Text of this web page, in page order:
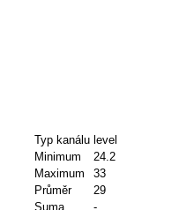
Typ kanálu level
Minimum
24.2
Maximum
33
Průměr
29
Suma
-